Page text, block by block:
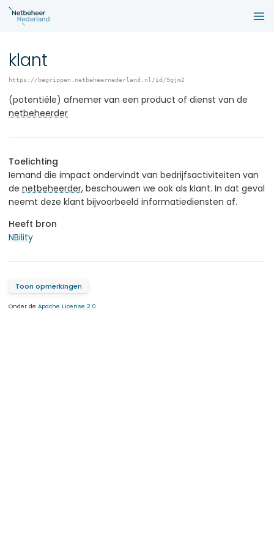
klant
https://begrippen.netbeheernederland.nl/id/9gjm2
(potentiële) afnemer van een product of dienst van de
netbeheerder
Toelichting
Iemand die impact ondervindt van bedrijfsactiviteiten van
de netbeheerder, beschouwen we ook als klant. In dat geval
neemt deze klant bijvoorbeeld informatiediensten af.
Heeft bron
NBility
Toon opmerkingen
Onder de Apache License 2.0